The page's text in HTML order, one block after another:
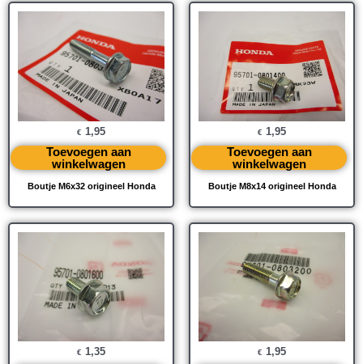
Boutje M6x32 origineel Honda
€ 1,95
Toevoegen aan
winkelwagen
Boutje M8x14 origineel Honda
€ 1,95
Toevoegen aan
winkelwagen
€ 1,35 € 1,95